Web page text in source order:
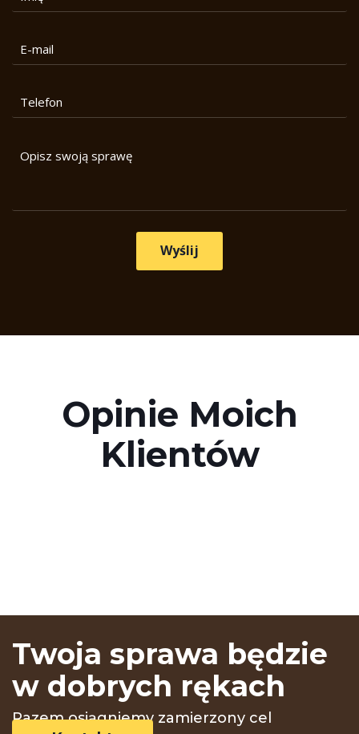
Opinie Moich
Klientów
Twoja sprawa będzie
w dobrych rękach
Razem osiągniemy zamierzony cel